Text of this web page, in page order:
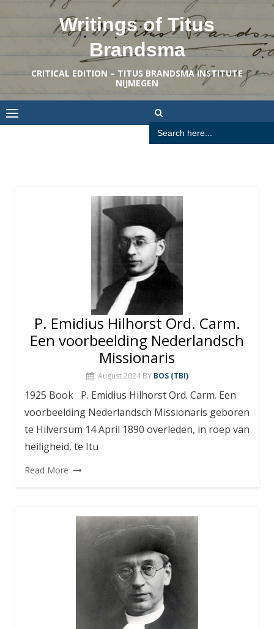
Writings of Titus
Brandsma
CRITICAL EDITION – TITUS BRANDSMA INSTITUTE
NIJMEGEN
Search
for:
P. Emidius Hilhorst Ord. Carm.
Een voorbeelding Nederlandsch
Missionaris
August 2024 BY BOS (TBI)
1925 Book P. Emidius Hilhorst Ord. Carm. Een
voorbeelding Nederlandsch Missionaris geboren
te Hilversum 14 April 1890 overleden, in roep van
heiligheid, te Itu
Read More